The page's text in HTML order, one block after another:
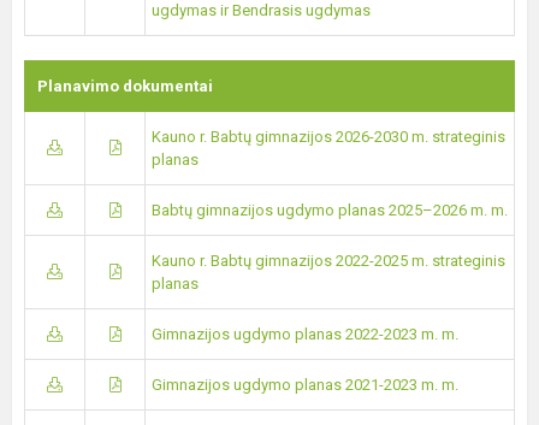
ugdymas ir Bendrasis ugdymas
Planavimo dokumentai
Kauno r. Babtų gimnazijos 2026-2030 m. strateginis
planas
Babtų gimnazijos ugdymo planas 2025–2026 m. m.
Kauno r. Babtų gimnazijos 2022-2025 m. strateginis
planas
Gimnazijos ugdymo planas 2022-2023 m. m.
Gimnazijos ugdymo planas 2021-2023 m. m.